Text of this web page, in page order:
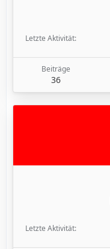
Letzte Aktivität
Beiträge
36
Letzte Aktivität